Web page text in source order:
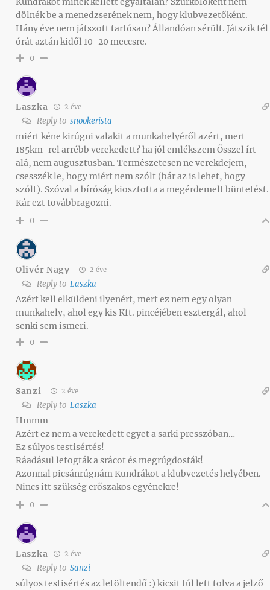
dölnék be a menedzserének nem, hogy klubvezetőként.
Hány éve nem játszott tartósan? Állandóan sérült. Játszik fél
órát aztán kidől 10-20 meccsre.
0
Laszka 2 éve
Reply to snookerista
miért kéne kirúgni valakit a munkahelyéről azért, mert
185km-rel arrébb verekedett? ha jól emlékszem Ősszel írt
alá, nem augusztusban. Természetesen ne verekdejem,
csesszék le, hogy miért nem szólt (bár az is lehet, hogy
szólt). Szóval a bíróság kiosztotta a megérdemelt büntetést.
Kár ezt továbbragozni.
0
Olivér Nagy 2 éve
Reply to Laszka
Azért kell elküldeni ilyenért, mert ez nem egy olyan
munkahely, ahol egy kis Kft. pincéjében esztergál, ahol
senki sem ismeri.
0
Sanzi 2 éve
Reply to Laszka
Hmmm
Azért ez nem a verekedett egyet a sarki presszóban…
Ez súlyos testisértés!
Ráadásul lefogták a srácot és megrúgdosták!
Azonnal picsánrúgnám Kundrákot a klubvezetés helyében.
Nincs itt szükség erőszakos egyénekre!
0
Laszka 2 éve
Reply to Sanzi
súlyos testisértés az letöltendő :) kicsit túl lett tolva a jelző